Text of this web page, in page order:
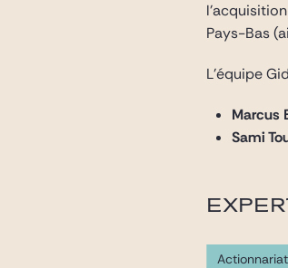
Pays-Bas
L’équipe
Marcus
Sami